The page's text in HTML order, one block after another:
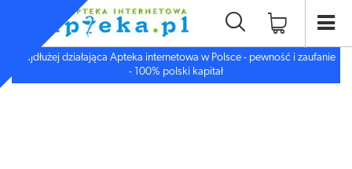
Najdłużej działająca Apteka internetowa w Polsce - pewność i zaufanie
- 100% polski kapitał